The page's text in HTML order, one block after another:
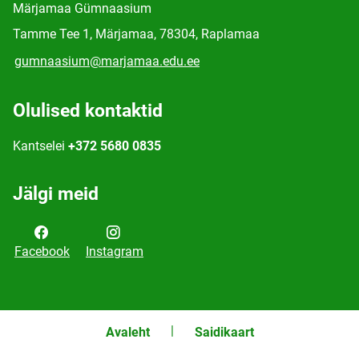
Märjamaa Gümnaasium
Tamme Tee 1, Märjamaa, 78304, Raplamaa
gumnaasium@marjamaa.edu.ee
Olulised kontaktid
Kantselei +372 5680 0835
Jälgi meid
Facebook Instagram
Avaleht Saidikaart